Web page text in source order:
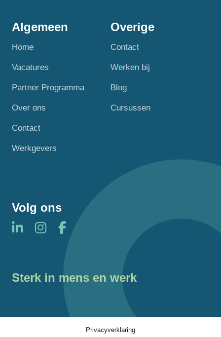
Algemeen
Home
Vacatures
Partner Programma
Over ons
Contact
Werkgevers
Overige
Contact
Werken bij
Blog
Cursussen
Volg ons
Sterk in mens en werk
Privacyverklaring